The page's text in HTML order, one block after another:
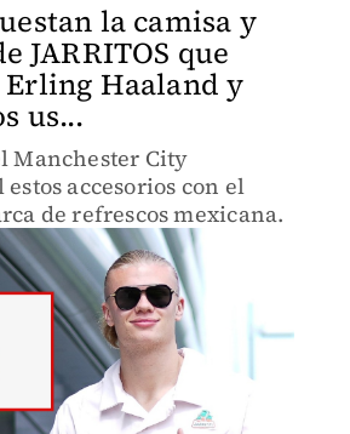
la camisa y
JARRITOS que
Haaland y
us...
Manchester City
accesorios con el
de refrescos mexicana.